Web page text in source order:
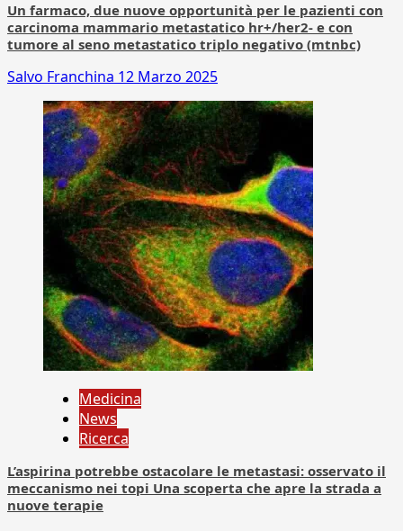
Un farmaco, due nuove opportunità per le pazienti con
carcinoma mammario metastatico hr+/her2- e con
tumore al seno metastatico triplo negativo (mtnbc)
Salvo Franchina 12 Marzo 2025
Medicina
News
Ricerca
L’aspirina potrebbe ostacolare le metastasi: osservato il
meccanismo nei topi Una scoperta che apre la strada a
nuove terapie